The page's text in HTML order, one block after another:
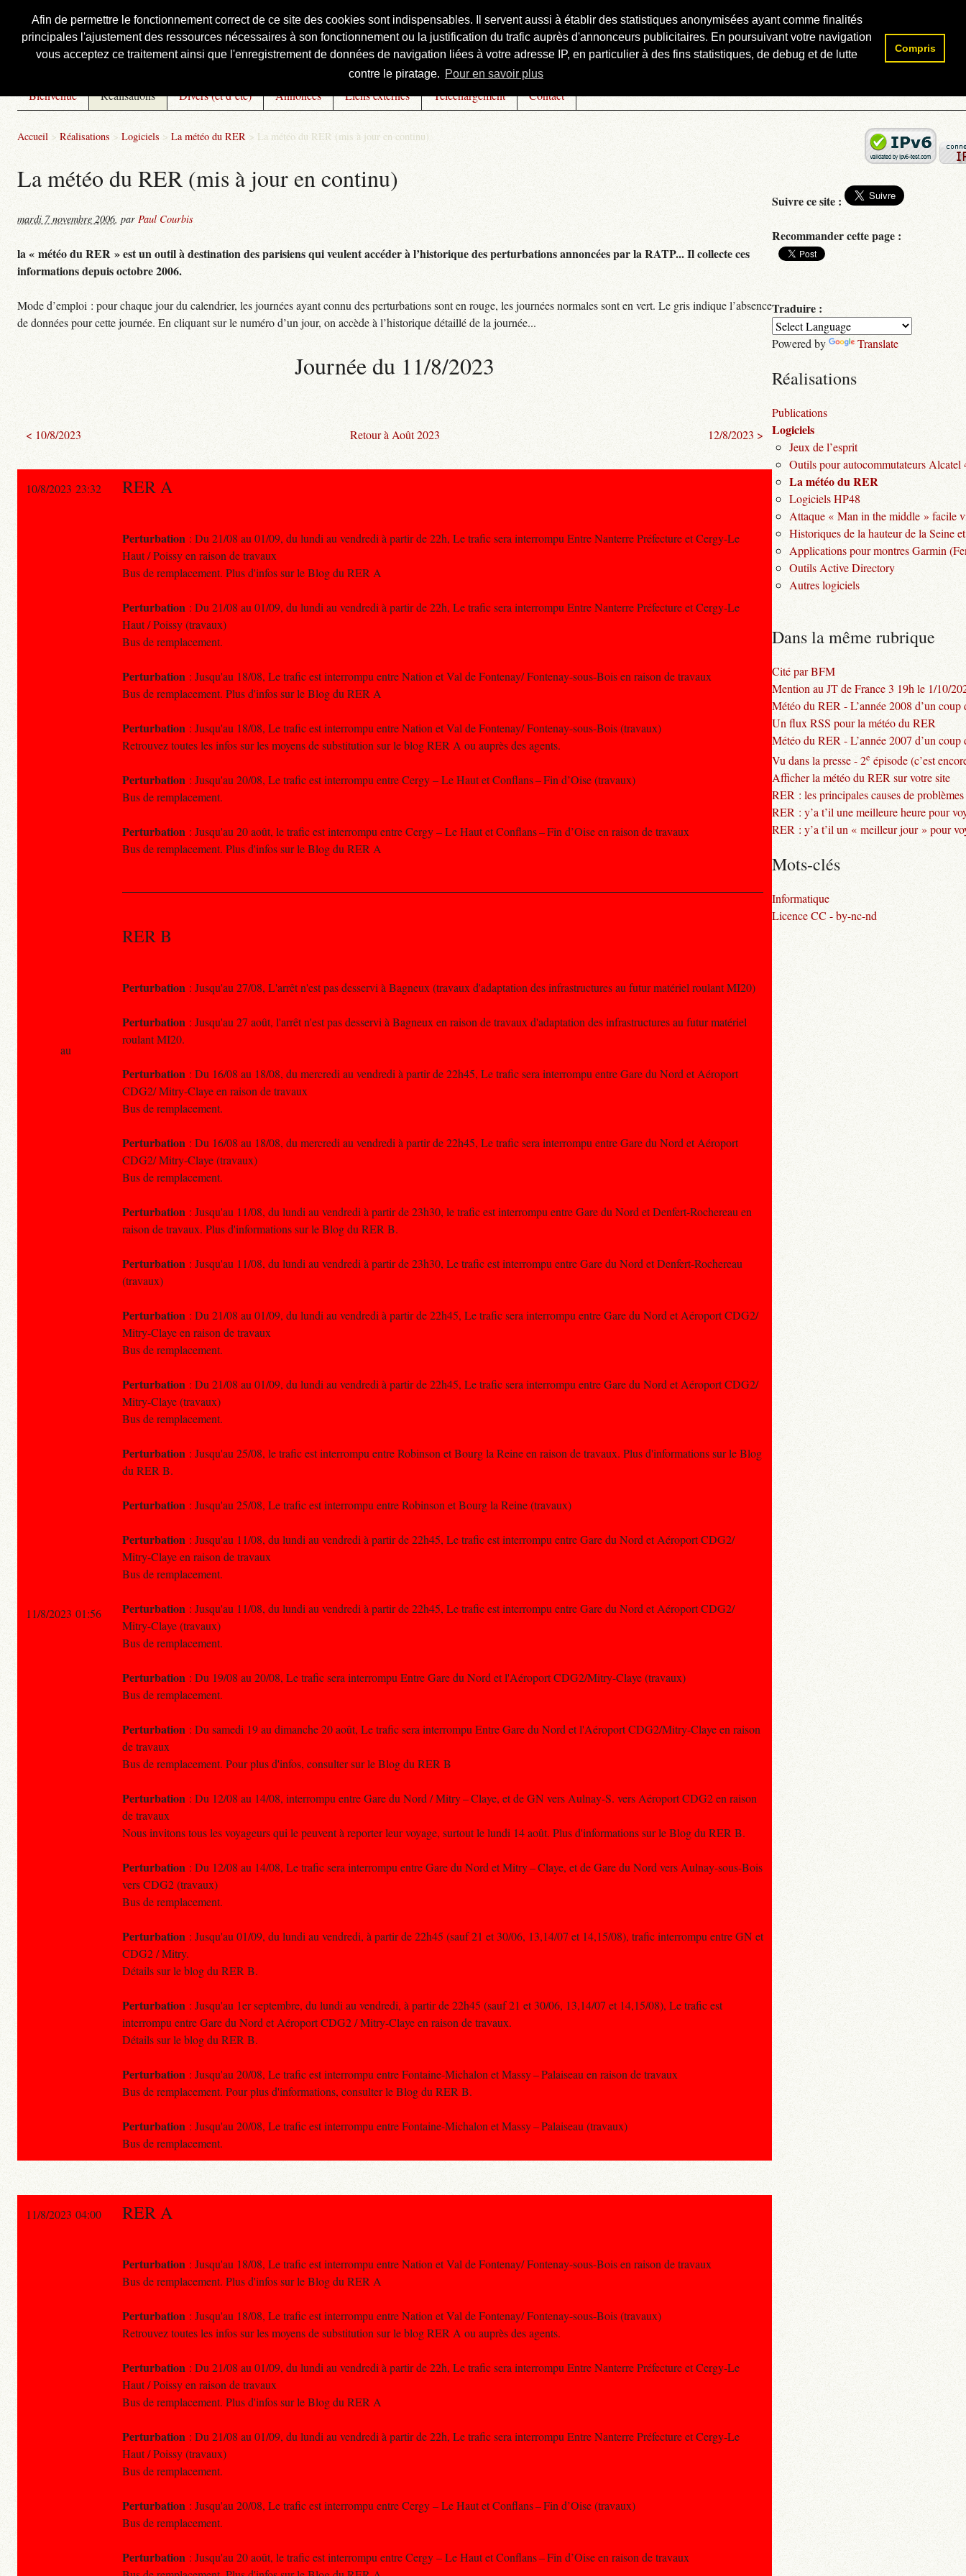
Afin de permettre le fonctionnement correct de ce site des cookies sont indispensables. Il servent aussi à établir des statistiques anonymisées ayant comme finalités
principales l'ajustement des ressources nécessaires à son fonctionnement ou la justification du trafic auprès d'annonceurs publicitaires. En poursuivant votre navigation
vous acceptez ce traitement ainsi que l'enregistrement de données de navigation liées à votre adresse IP, en particulier à des fins statistiques, de debug et de lutte
contre le piratage. Pour en savoir plus
Compris
Courbis, « LE » Blog Officiel
Bienvenue Réalisations Divers (et d’été) Annonces Liens externes Téléchargement Contact
Accueil > Réalisations > Logiciels > La météo du RER > La météo du RER (mis à jour en continu)
La météo du RER (mis à jour en continu)
mardi 7 novembre 2006, par Paul Courbis
la « météo du RER » est un outil à destination des parisiens qui veulent accéder à l’historique des perturbations annoncées par la RATP... Il collecte ces
informations depuis octobre 2006.
Mode d’emploi : pour chaque jour du calendrier, les journées ayant connu des perturbations sont en rouge, les journées normales sont en vert. Le gris indique l’absence
de données pour cette journée. En cliquant sur le numéro d’un jour, on accède à l’historique détaillé de la journée...
Journée du 11/8/2023
< 10/8/2023 Retour à Août 2023 12/8/2023 >
10/8/2023 23:32 RER A
Perturbation : Du 21/08 au 01/09, du lundi au vendredi à partir de 22h, Le trafic sera interrompu Entre Nanterre Préfecture et Cergy-Le
Haut / Poissy en raison de travaux
Bus de remplacement. Plus d'infos sur le Blog du RER A
Perturbation : Du 21/08 au 01/09, du lundi au vendredi à partir de 22h, Le trafic sera interrompu Entre Nanterre Préfecture et Cergy-Le
Haut / Poissy (travaux)
Bus de remplacement.
Perturbation : Jusqu'au 18/08, Le trafic est interrompu entre Nation et Val de Fontenay/ Fontenay-sous-Bois en raison de travaux
Bus de remplacement. Plus d'infos sur le Blog du RER A
Perturbation : Jusqu'au 18/08, Le trafic est interrompu entre Nation et Val de Fontenay/ Fontenay-sous-Bois (travaux)
Retrouvez toutes les infos sur les moyens de substitution sur le blog RER A ou auprès des agents.
Perturbation : Jusqu'au 20/08, Le trafic est interrompu entre Cergy – Le Haut et Conflans – Fin d’Oise (travaux)
Bus de remplacement.
Perturbation : Jusqu'au 20 août, le trafic est interrompu entre Cergy – Le Haut et Conflans – Fin d’Oise en raison de travaux
Bus de remplacement. Plus d'infos sur le Blog du RER A
RER B
Perturbation : Jusqu'au 27/08, L'arrêt n'est pas desservi à Bagneux (travaux d'adaptation des infrastructures au futur matériel roulant MI20)
Perturbation : Jusqu'au 27 août, l'arrêt n'est pas desservi à Bagneux en raison de travaux d'adaptation des infrastructures au futur matériel
roulant MI20.
Perturbation : Du 16/08 au 18/08, du mercredi au vendredi à partir de 22h45, Le trafic sera interrompu entre Gare du Nord et Aéroport
CDG2/ Mitry-Claye en raison de travaux
Bus de remplacement.
Perturbation : Du 16/08 au 18/08, du mercredi au vendredi à partir de 22h45, Le trafic sera interrompu entre Gare du Nord et Aéroport
CDG2/ Mitry-Claye (travaux)
Bus de remplacement.
Perturbation : Jusqu'au 11/08, du lundi au vendredi à partir de 23h30, le trafic est interrompu entre Gare du Nord et Denfert-Rochereau en
raison de travaux. Plus d'informations sur le Blog du RER B.
Perturbation : Jusqu'au 11/08, du lundi au vendredi à partir de 23h30, Le trafic est interrompu entre Gare du Nord et Denfert-Rochereau
(travaux)
Perturbation : Du 21/08 au 01/09, du lundi au vendredi à partir de 22h45, Le trafic sera interrompu entre Gare du Nord et Aéroport CDG2/
Mitry-Claye en raison de travaux
Bus de remplacement.
Perturbation : Du 21/08 au 01/09, du lundi au vendredi à partir de 22h45, Le trafic sera interrompu entre Gare du Nord et Aéroport CDG2/
Mitry-Claye (travaux)
Bus de remplacement.
Perturbation : Jusqu'au 25/08, le trafic est interrompu entre Robinson et Bourg la Reine en raison de travaux. Plus d'informations sur le Blog
du RER B.
Perturbation : Jusqu'au 25/08, Le trafic est interrompu entre Robinson et Bourg la Reine (travaux)
Perturbation : Jusqu'au 11/08, du lundi au vendredi à partir de 22h45, Le trafic est interrompu entre Gare du Nord et Aéroport CDG2/
Mitry-Claye en raison de travaux
Bus de remplacement.
Perturbation : Jusqu'au 11/08, du lundi au vendredi à partir de 22h45, Le trafic est interrompu entre Gare du Nord et Aéroport CDG2/
Mitry-Claye (travaux)
Bus de remplacement.
Perturbation : Du 19/08 au 20/08, Le trafic sera interrompu Entre Gare du Nord et l'Aéroport CDG2/Mitry-Claye (travaux)
Bus de remplacement.
Perturbation : Du samedi 19 au dimanche 20 août, Le trafic sera interrompu Entre Gare du Nord et l'Aéroport CDG2/Mitry-Claye en raison
de travaux
Bus de remplacement. Pour plus d'infos, consulter sur le Blog du RER B
Perturbation : Du 12/08 au 14/08, interrompu entre Gare du Nord / Mitry – Claye, et de GN vers Aulnay-S. vers Aéroport CDG2 en raison
de travaux
Nous invitons tous les voyageurs qui le peuvent à reporter leur voyage, surtout le lundi 14 août. Plus d'informations sur le Blog du RER B.
Perturbation : Du 12/08 au 14/08, Le trafic sera interrompu entre Gare du Nord et Mitry – Claye, et de Gare du Nord vers Aulnay-sous-Bois
vers CDG2 (travaux)
Bus de remplacement.
Perturbation : Jusqu'au 01/09, du lundi au vendredi, à partir de 22h45 (sauf 21 et 30/06, 13,14/07 et 14,15/08), trafic interrompu entre GN et
CDG2 / Mitry.
Détails sur le blog du RER B.
Perturbation : Jusqu'au 1er septembre, du lundi au vendredi, à partir de 22h45 (sauf 21 et 30/06, 13,14/07 et 14,15/08), Le trafic est
interrompu entre Gare du Nord et Aéroport CDG2 / Mitry-Claye en raison de travaux.
Détails sur le blog du RER B.
Perturbation : Jusqu'au 20/08, Le trafic est interrompu entre Fontaine-Michalon et Massy – Palaiseau en raison de travaux
Bus de remplacement. Pour plus d'informations, consulter le Blog du RER B.
Perturbation : Jusqu'au 20/08, Le trafic est interrompu entre Fontaine-Michalon et Massy – Palaiseau (travaux)
Bus de remplacement.
au
11/8/2023 01:56
11/8/2023 04:00 RER A
Perturbation : Jusqu'au 18/08, Le trafic est interrompu entre Nation et Val de Fontenay/ Fontenay-sous-Bois en raison de travaux
Bus de remplacement. Plus d'infos sur le Blog du RER A
Perturbation : Jusqu'au 18/08, Le trafic est interrompu entre Nation et Val de Fontenay/ Fontenay-sous-Bois (travaux)
Retrouvez toutes les infos sur les moyens de substitution sur le blog RER A ou auprès des agents.
Perturbation : Du 21/08 au 01/09, du lundi au vendredi à partir de 22h, Le trafic sera interrompu Entre Nanterre Préfecture et Cergy-Le
Haut / Poissy en raison de travaux
Bus de remplacement. Plus d'infos sur le Blog du RER A
Perturbation : Du 21/08 au 01/09, du lundi au vendredi à partir de 22h, Le trafic sera interrompu Entre Nanterre Préfecture et Cergy-Le
Haut / Poissy (travaux)
Bus de remplacement.
Perturbation : Jusqu'au 20/08, Le trafic est interrompu entre Cergy – Le Haut et Conflans – Fin d’Oise (travaux)
Bus de remplacement.
Perturbation : Jusqu'au 20 août, le trafic est interrompu entre Cergy – Le Haut et Conflans – Fin d’Oise en raison de travaux
Rechercher :
Suivre ce site :
Recommander cette page :
Traduire :
Powered by Translate
Réalisations
Publications
Logiciels
Jeux de l’esprit
Outils pour autocommutateurs Alcatel
La météo du RER
Logiciels HP48
Attaque « Man in the middle » facile
Historiques de la hauteur de la Seine
Applications pour montres Garmin
Outils Active Directory
Autres logiciels
Dans la même rubrique
Cité par BFM
Mention au JT de France 3 19h le 1/10/
Météo du RER - L’année 2008 d’un coup
Un flux RSS pour la météo du RER
Météo du RER - L’année 2007 d’un coup
Vu dans la presse - 2e épisode (c’est
Afficher la météo du RER sur votre site
RER : les principales causes de problèmes
RER : y’a t’il une meilleure heure pour
RER : y’a t’il un « meilleur jour » pour
Mots-clés
Informatique
Licence CC - by-nc-nd